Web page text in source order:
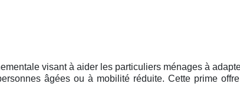
visant à aider les particuliers ménages à
âgées ou à mobilité réduite. Cette prime